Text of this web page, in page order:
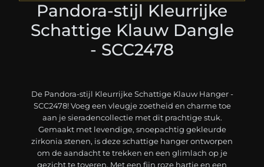
Pandora-stijl Kleurrijke
Schattige Klauw Dangle
- SCC2478
De Pandora-stijl Kleurrijke Schattige Klauw Hanger -
SCC2478! Voeg een vleugje zoetheid en charme toe
aan je sieradencollectie met dit prachtige stuk.
Gemaakt met levendige, snoepachtig gekleurde
zirkonia stenen, is deze schattige hanger ontworpen
om de aandacht te trekken en een glimlach op je
gezicht te toveren. Met een fijn roze hartje en een